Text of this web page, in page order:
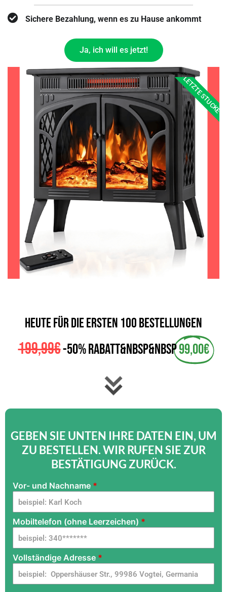
Sichere Bezahlung, wenn es zu Hause ankommt
Ja, ich will es jetzt!
LETZTE STUCKE
HEUTE FÜR DIE ERSTEN 100 BESTELLUNGEN
199,99€-50% Rabatt&nbsp&nbsp99,00€
GEBEN SIE UNTEN IHRE DATEN EIN, UM
ZU BESTELLEN. WIR RUFEN SIE ZUR
BESTÄTIGUNG ZURÜCK.
camino
elettrico
1 - DE -
G dg -
UN
Vor- und Nachname *
Mobiltelefon (ohne Leerzeichen) *
Vollständige Adresse *